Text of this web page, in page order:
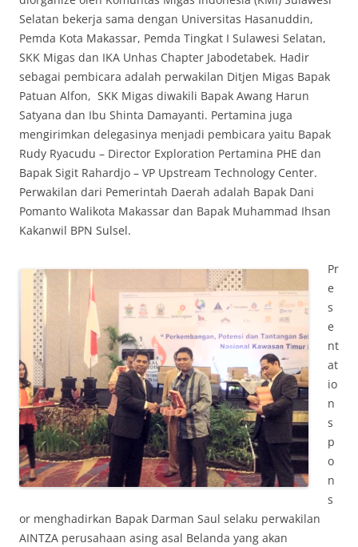
Selatan bekerja sama dengan Universitas Hasanuddin,
Pemda Kota Makassar, Pemda Tingkat I Sulawesi Selatan,
SKK Migas dan IKA Unhas Chapter Jabodetabek. Hadir
sebagai pembicara adalah perwakilan Ditjen Migas Bapak
Patuan Alfon, SKK Migas diwakili Bapak Awang Harun
Satyana dan Ibu Shinta Damayanti. Pertamina juga
mengirimkan delegasinya menjadi pembicara yaitu Bapak
Rudy Ryacudu – Director Exploration Pertamina PHE dan
Bapak Sigit Rahardjo – VP Upstream Technology Center.
Perwakilan dari Pemerintah Daerah adalah Bapak Dani
Pomanto Walikota Makassar dan Bapak Muhammad Ihsan
Kakanwil BPN Sulsel.
Pr
e
s
e
nt
at
io
n
s
p
o
n
s
or menghadirkan Bapak Darman Saul selaku perwakilan
AINTZA perusahaan asing asal Belanda yang akan